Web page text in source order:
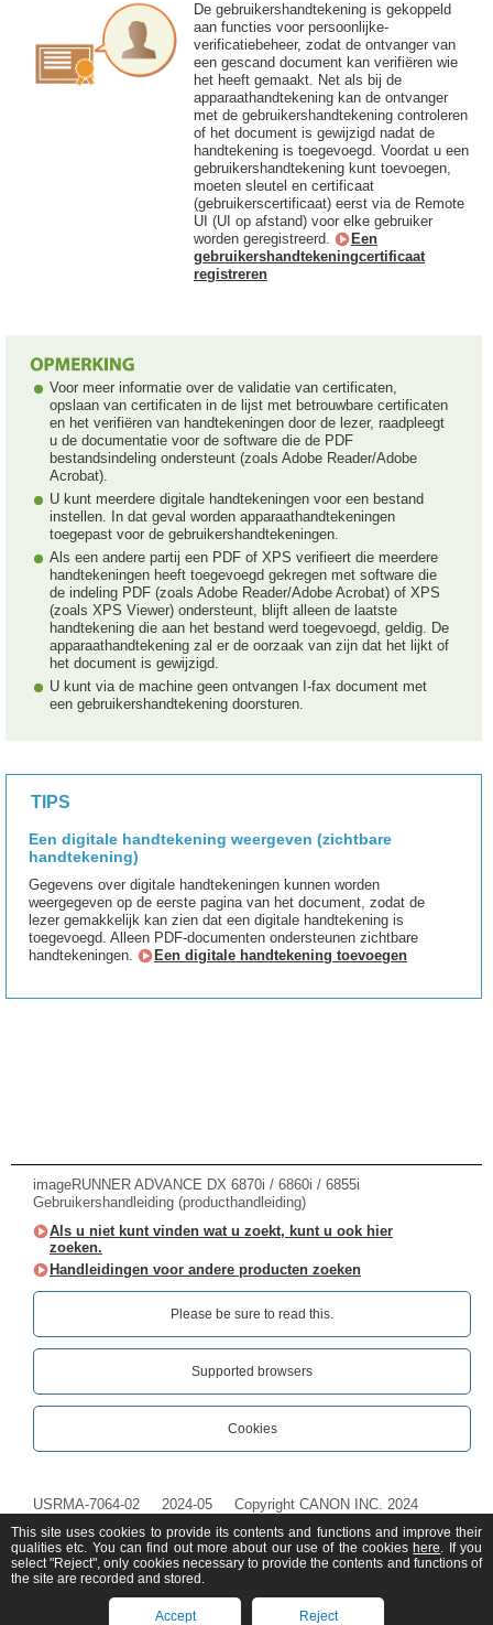
De gebruikershandtekening is gekoppeld
aan functies voor persoonlijke-
verificatiebeheer, zodat de ontvanger van
een gescand document kan verifiëren wie
het heeft gemaakt. Net als bij de
apparaathandtekening kan de ontvanger
met de gebruikershandtekening controleren
of het document is gewijzigd nadat de
handtekening is toegevoegd. Voordat u een
gebruikershandtekening kunt toevoegen,
moeten sleutel en certificaat
(gebruikerscertificaat) eerst via de Remote
UI (UI op afstand) voor elke gebruiker
worden geregistreerd.
Een
gebruikershandtekeningcertificaat
registreren
Voor meer informatie over de validatie van certificaten,
opslaan van certificaten in de lijst met betrouwbare certificaten
en het verifiëren van handtekeningen door de lezer, raadpleegt
u de documentatie voor de software die de PDF
bestandsindeling ondersteunt (zoals Adobe Reader/Adobe
Acrobat).
U kunt meerdere digitale handtekeningen voor een bestand
instellen. In dat geval worden apparaathandtekeningen
toegepast voor de gebruikershandtekeningen.
Als een andere partij een PDF of XPS verifieert die meerdere
handtekeningen heeft toegevoegd gekregen met software die
de indeling PDF (zoals Adobe Reader/Adobe Acrobat) of XPS
(zoals XPS Viewer) ondersteunt, blijft alleen de laatste
handtekening die aan het bestand werd toegevoegd, geldig. De
apparaathandtekening zal er de oorzaak van zijn dat het lijkt of
het document is gewijzigd.
U kunt via de machine geen ontvangen I-fax document met
een gebruikershandtekening doorsturen.
TIPS
Een digitale handtekening weergeven (zichtbare
handtekening)
Gegevens over digitale handtekeningen kunnen worden
weergegeven op de eerste pagina van het document, zodat de
lezer gemakkelijk kan zien dat een digitale handtekening is
toegevoegd. Alleen PDF-documenten ondersteunen zichtbare
handtekeningen.
Een digitale handtekening toevoegen
imageRUNNER ADVANCE DX 6870i / 6860i / 6855i
Gebruikershandleiding (producthandleiding)
Als u niet kunt vinden wat u zoekt, kunt u ook hier
zoeken.
Handleidingen voor andere producten zoeken
Please be sure to read this.‎
Supported browsers
Cookies
USRMA-7064-02 2024-05 Copyright CANON INC. 2024
This site uses cookies to provide its contents and functions and improve their
qualities etc. You can find out more about our use of the cookies here. If you
select "Reject", only cookies necessary to provide the contents and functions of
the site are recorded and stored.
Accept Reject